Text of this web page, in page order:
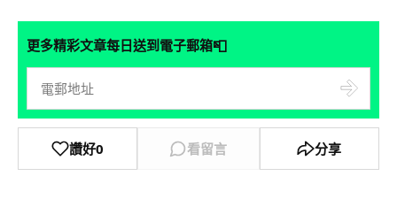
更多精彩文章每日送到電子郵箱📮
讚好0 看留言 分享